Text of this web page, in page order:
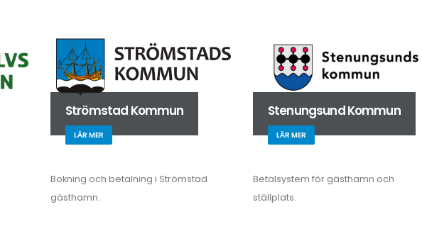
Strömstad Kommun
LÄR MER
Bokning och betalning i Strömstad
gästhamn.
Stenungsund Kommun
LÄR MER
Betalsystem för gästhamn och
ställplats.